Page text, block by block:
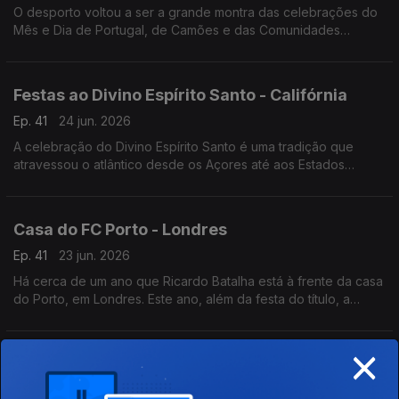
O desporto voltou a ser a grande montra das celebrações do
Mês e Dia de Portugal, de Camões e das Comunidades
Festas ao Divino Espírito Santo - Califórnia
Ep. 41
24 jun. 2026
A celebração do Divino Espírito Santo é uma tradição que
atravessou o atlântico desde os Açores até aos Estados
Casa do FC Porto - Londres
Ep. 41
23 jun. 2026
Há cerca de um ano que Ricardo Batalha está à frente da casa
do Porto, em Londres. Este ano, além da festa do título, a
Centenário de Mário Miranda - Índia
22 jun. 2026
×